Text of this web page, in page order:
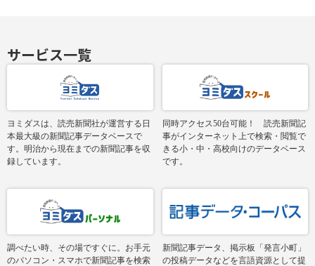
サービス一覧
ヨミダスは、読売新聞社が運営する日
本最大級の新聞記事データベースで
す。明治から現在までの新聞記事を収
録しています。
同時アクセス50台可能！ 読売新聞記
事がインターネット上で検索・閲覧で
きる小・中・高校向けのデータベース
です。
調べたい時、その場ですぐに。お手元
のパソコン・スマホで新聞記事を検索
新聞記事データ、掲示板「発言小町」
の投稿データなどを言語資源として提